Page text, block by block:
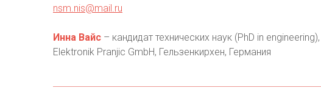
nsm.nis@mail.ru
Инна Вайс – кандидат технических наук (PhD in
Elektronik Pranjic GmbH, Гельзенкирхен, Германия